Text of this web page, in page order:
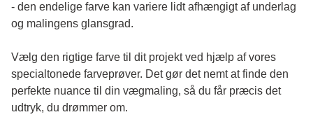
- den endelige farve kan variere lidt afhængigt af underlag
og malingens glansgrad.
Vælg den rigtige farve til dit projekt ved hjælp af vores
specialtonede farveprøver. Det gør det nemt at finde den
perfekte nuance til din vægmaling, så du får præcis det
udtryk, du drømmer om.